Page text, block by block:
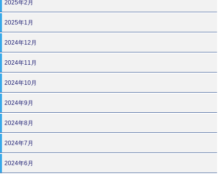
2025年2月
2025年1月
2024年12月
2024年11月
2024年10月
2024年9月
2024年8月
2024年7月
2024年6月